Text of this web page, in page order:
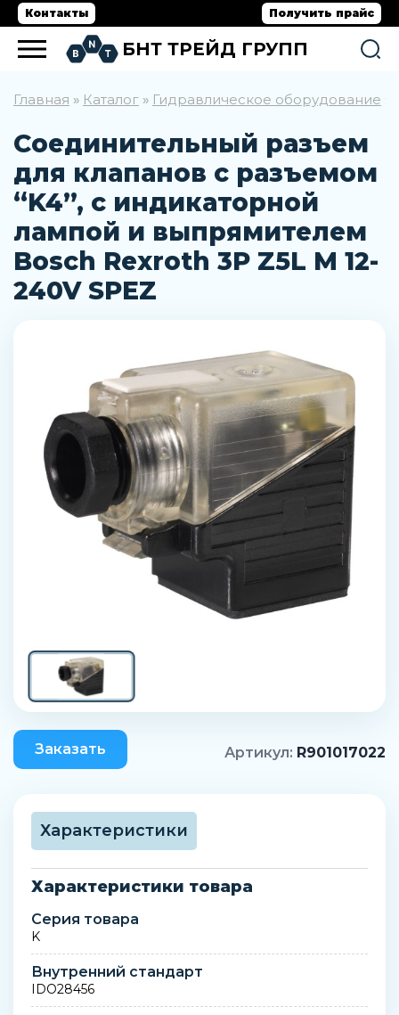
Контакты Получить прайс
БНТ ТРЕЙД ГРУПП
Главная » Каталог » Гидравлическое оборудование
Соединительный разъем
для клапанов с разъемом
“K4”, с индикаторной
лампой и выпрямителем
Bosch Rexroth 3P Z5L M 12-
240V SPEZ
Заказать Артикул: R901017022
Характеристики
Характеристики товара
Серия товара
K
Внутренний стандарт
IDO28456